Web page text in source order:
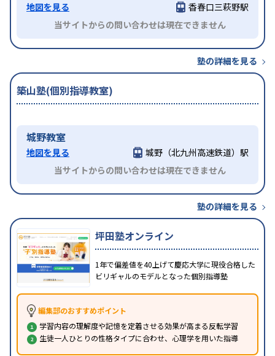
地図を見る
香春口三萩野駅
当サイトからの問い合わせは現在できません
塾の詳細を見る
築山塾(個別指導教室)
城野教室
地図を見る
城野（北九州高速鉄道）駅
当サイトからの問い合わせは現在できません
塾の詳細を見る
坪田塾オンライン
1年で偏差値を40上げて慶応大学に現役合格した
ビリギャルのモデルとなった個別指導塾
編集部のおすすめポイント
学習内容の理解度や記憶を定着させる効果が高まる反転学習
生徒一人ひとりの性格タイプに合わせ、心理学を用いた指導